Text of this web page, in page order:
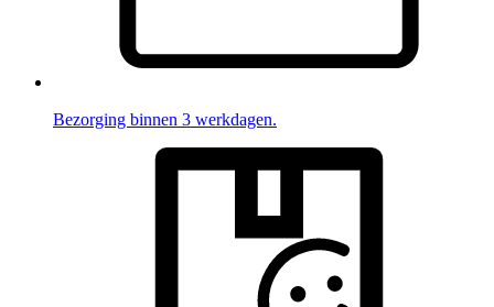
Bezorging binnen 3 werkdagen.